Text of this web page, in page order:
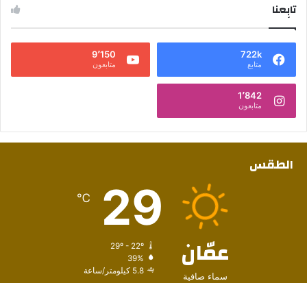
تابِعنا
722k
متابع
9٬150
متابعون
1٬842
متابعون
الطقس
عمّان
سماء صافية
29
℃
29º - 22º
39%
5.8 كيلومتر/ساعة